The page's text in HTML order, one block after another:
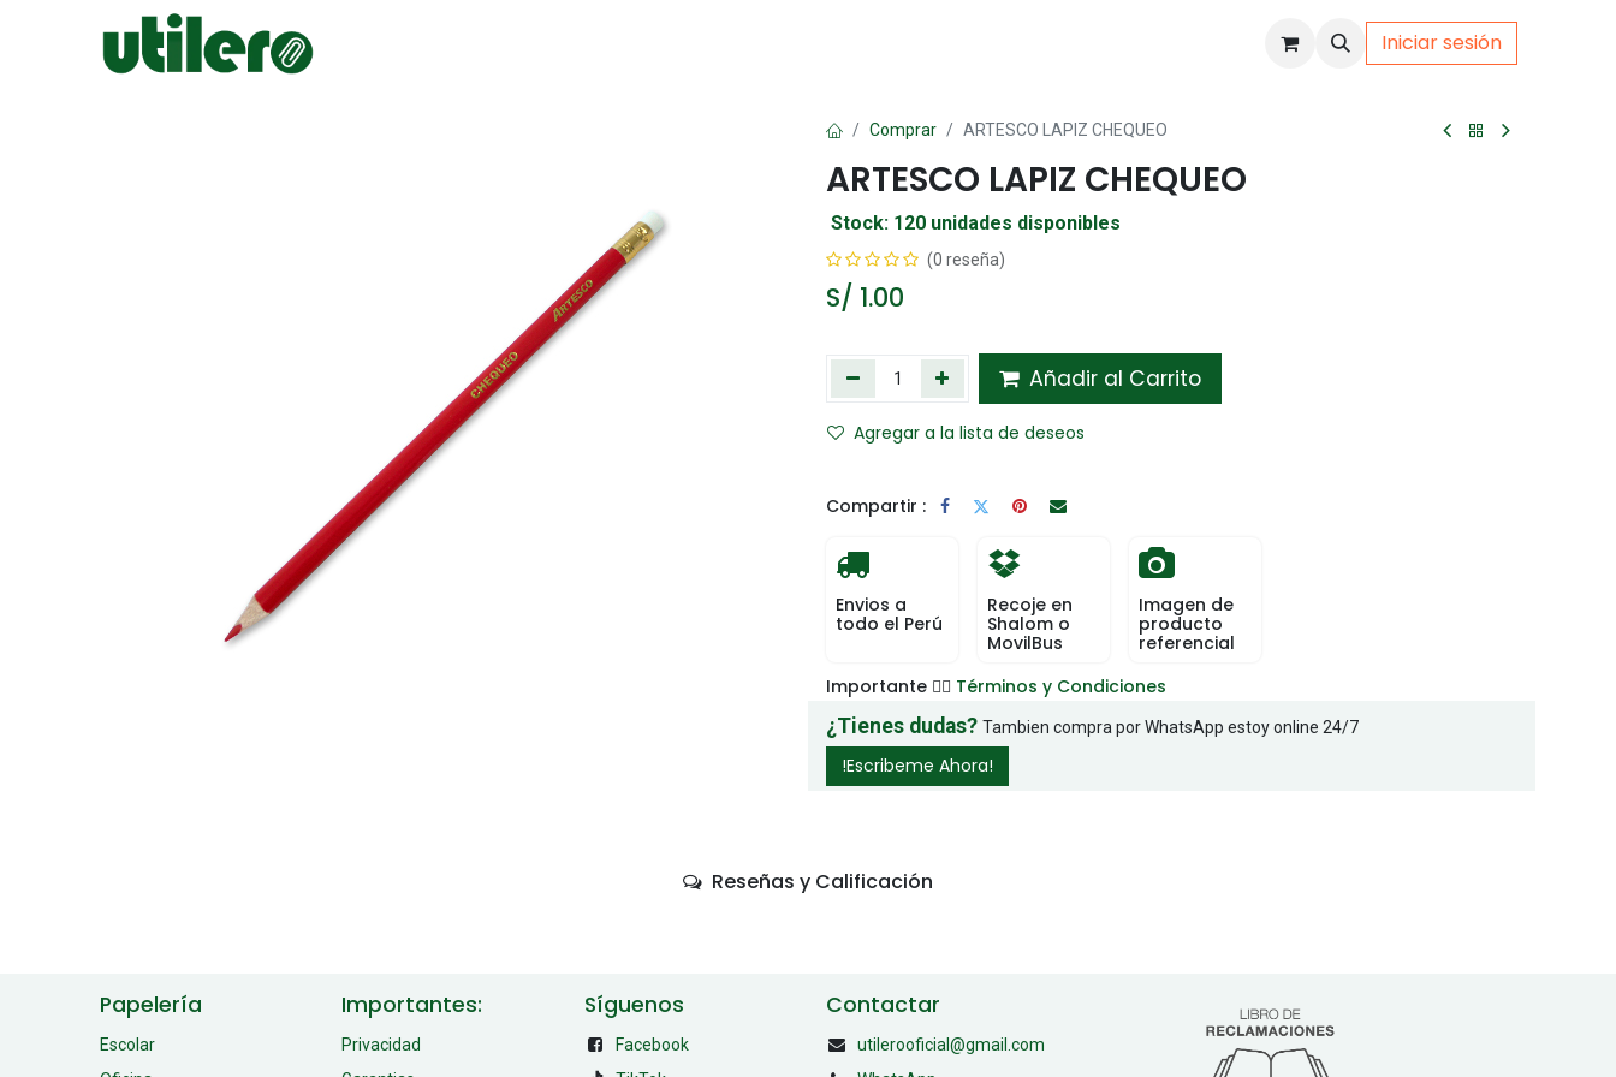
Iniciar sesión
Comprar ARTESCO LAPIZ CHEQUEO
ARTESCO LAPIZ CHEQUEO
Stock: 120 unidades disponibles
(0 reseña)
S/ 1.00
Añadir al Carrito
Agregar a la lista de deseos
Compartir :
Envios a
todo el Perú
Recoje en
Shalom o
MovilBus
Imagen de
producto
referencial
Importante 👉🏻 Términos y Condiciones
¿Tienes dudas? Tambien compra por WhatsApp estoy online 24/7
!Escribeme Ahora!
Reseñas y Calificación
Papelería
Escolar
Importantes:
Privacidad
Síguenos
Facebook
Contactar
utilerooficial@gmail.com